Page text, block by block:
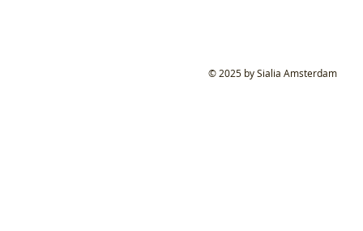
© 2025 by Sialia Amsterdam